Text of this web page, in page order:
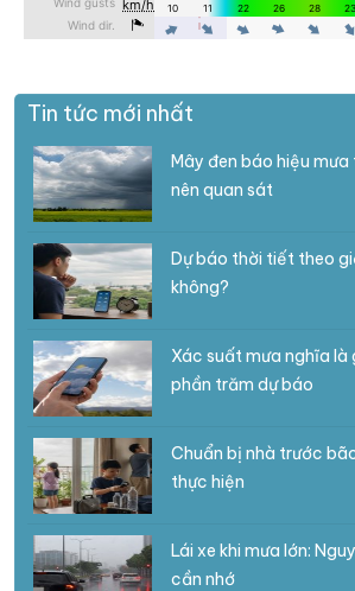
Tin tức mới nhất
Mây đen báo hiệu mưa
nên quan sát
Dự báo thời tiết theo
không?
Xác suất mưa nghĩa là
phần trăm dự báo
Chuẩn bị nhà trước
thực hiện
Lái xe khi mưa lớn:
cần nhớ